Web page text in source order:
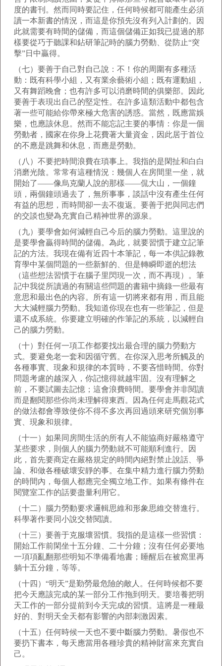
度的書刊。然而同時要記住，任何時候都可能產生必須
讀一本新書的情況，而這是你預先沒有列入計劃的。因
此就需要有時間的儲備，而這個儲備正如我已提過的那
樣要從巧于聽課和鉆研筆記時的腦力勞動、從防止“突
擊”日中贏得。
（七）要善于自己對自己說：不！你的周圍有多種活
動：既有科學小組，又有業余藝術小組；既有運動組，
又有舞蹈晚會；也有許多可以消磨時間的俱樂部。因此
要善于表現出自己的堅定性。在許多這類活動中都包含
著一些可能給你帶來極大危害的誘惑。當然，既應當娛
樂，也應該休息。然而不能忘記主要的事情：你是一個
勞動者，國家在你身上花費著大量資金，因此居于首位
的不應是跳舞和休息，而應是勞動。
（八）不要把時間浪費在瑣事上。我指的是閑扯和白白
消磨光陰。常常有這種情況：幾個人在房間里一坐，就
開始了——像烏克蘭人說的那樣——侃大山，一個鐘
頭，兩個鐘頭過去了，無所事事，談話中沒有產生任何
有益的思想，而時間卻一去不復返。要善于把與同志們
的交談也變為充實自己精神世界的源泉。
（九）要學會如何減輕自己今后的腦力勞動。這里說的
是要學會贏得時間的儲備。為此，就要習慣于建立記筆
記的方法。我現在備有近四十本筆記，每一本供記錄教
育學中某個問題的一些新鮮的、但是轉瞬即逝的想法
（這些想法習慣于在腦子里閃現一次，而不再現）。筆
記中我從所讀過的有關這些問題的書籍中摘錄一些最有
意思和最出色的內容。所有這一切將來都有用，而且能
大大減輕腦力勞動。我知道你現在也有一些筆記，但是
還不成系統。你要建立明確的作筆記的系統，以減輕自
己的腦力勞動。
（十）對任何一項工作都要找出最合理的腦力勞動方
式。要避免老一套和因循守舊。在你深入思考所觸及的
各種事實、現象和規律的本質時，不要吝惜時間。你對
問題考慮的越深入，你記憶得就越牢固。沒有理解之
前，不要試圖去記憶；這會浪費時間。要學會并非閱讀
而是翻閱那些你尚未理解得東西。因為任何走馬觀花式
的做法都會導致使你不得不多次再回過頭來研究個別事
實、現象和規律。
（十一）如果同房間生活的所有人不能協商好嚴格遵守
某些要求，則個人的腦力勞動就不可能順利進行。因
此，首先要商定在嚴格規定的時間內絕對禁止說話、爭
論、和做各種破壞安靜的事。在集中精力進行腦力勞動
的時間內，每個人都應完全獨立地工作。如果有條件在
閱覽室工作的話要盡量利用它。
（十二）腦力勞動要求邏輯思維和形象思維交替進行。
科學著作要同小說交替閱讀。
（十三）要善于克服壞習慣。我指的是這樣一些習慣：
開始工作前閑坐十五分鐘、二十分鐘；沒有任何必要地
一項項亂翻那些明知不準備看地書；睡醒后在被窩里再
躺十五分鐘，等等。
（十四）“明天”是勤勞最危險的敵人。任何時候都不要
把今天應該完成的某一部分工作拖到明天。要培養把明
天工作的一部分提前到今天完成的習慣。這將是一種最
好的、對明天全天都有影響的內部刺激因素。
（十五）任何時候一天也不要中斷腦力勞動。暑假也不
要扔下書本，每天應當用各種珍貴的精神財富來充實自
己。